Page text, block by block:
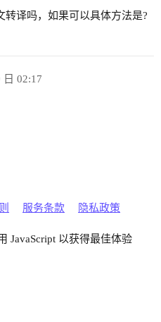
转译吗，如果可以具体方法是?
日 02:17
服务条款 隐私政策
JavaScript 以获得最佳体验